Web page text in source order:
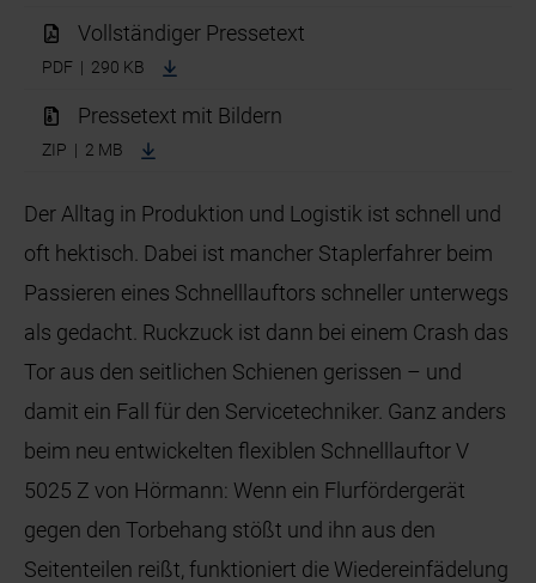
Vollständiger Pressetext
PDF | 290 KB
Pressetext mit Bildern
ZIP | 2 MB
Der Alltag in Produktion und Logistik ist schnell und
oft hektisch. Dabei ist mancher Staplerfahrer beim
Passieren eines Schnelllauftors schneller unterwegs
als gedacht. Ruckzuck ist dann bei einem Crash das
Tor aus den seitlichen Schienen gerissen – und
damit ein Fall für den Servicetechniker. Ganz anders
beim neu entwickelten flexiblen Schnelllauftor V
5025 Z von Hörmann: Wenn ein Flurfördergerät
gegen den Torbehang stößt und ihn aus den
Seitenteilen reißt, funktioniert die Wiedereinfädelung